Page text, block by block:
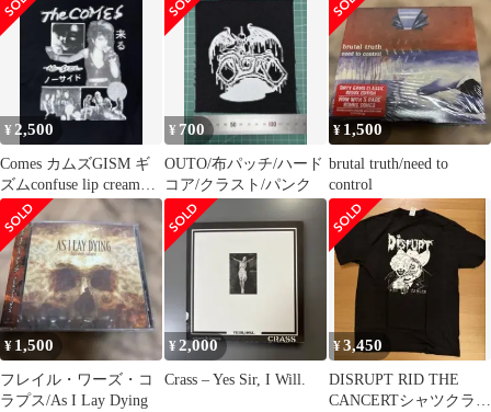
¥2,500
Comes カムズGISM ギ
ズムconfuse lip cream
GAUZE
¥ 700
OUTO/布パッチ/ハード
コア/クラスト/パンク
¥ 1,500
brutal truth/need to
control
¥ 1,500
フレイル・ワーズ・コ
ラプス/As I Lay Dying
¥2,000
Crass – Yes Sir, I Will.
¥3,450
DISRUPT RID THE
CANCERTシャツクラス